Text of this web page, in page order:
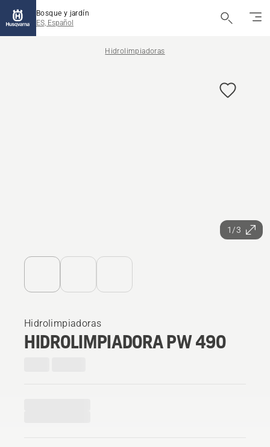
Bosque y jardín
ES, Español
Hidrolimpiadoras
1/3
Hidrolimpiadoras
HIDROLIMPIADORA PW 490